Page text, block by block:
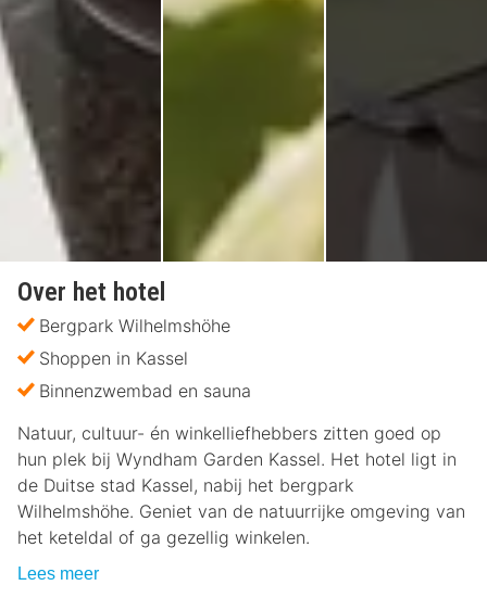
Over het hotel
Bergpark Wilhelmshöhe
Shoppen in Kassel
Binnenzwembad en sauna
Natuur, cultuur- én winkelliefhebbers zitten goed op
hun plek bij Wyndham Garden Kassel. Het hotel ligt in
de Duitse stad Kassel, nabij het bergpark
Wilhelmshöhe. Geniet van de natuurrijke omgeving van
het keteldal of ga gezellig winkelen.
Lees meer